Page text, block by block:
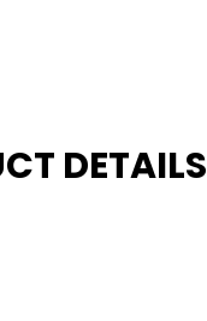
DETAILS